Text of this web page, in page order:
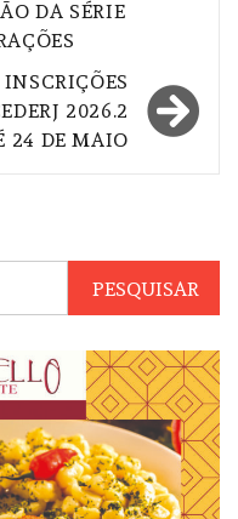
DA SÉRIE
2026.2
24 DE MAIO